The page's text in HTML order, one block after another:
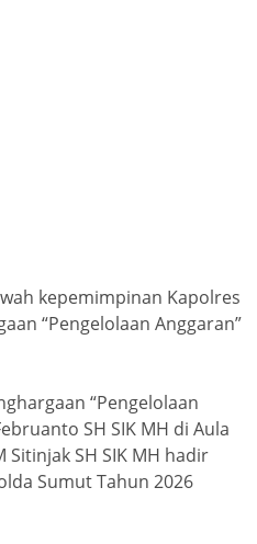
kepemimpinan Kapolres
“Pengelolaan Anggaran”
“Pengelolaan
SH SIK MH di Aula
SH SIK MH hadir
Sumut Tahun 2026